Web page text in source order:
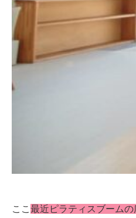
ここ最近ピラティスブーム